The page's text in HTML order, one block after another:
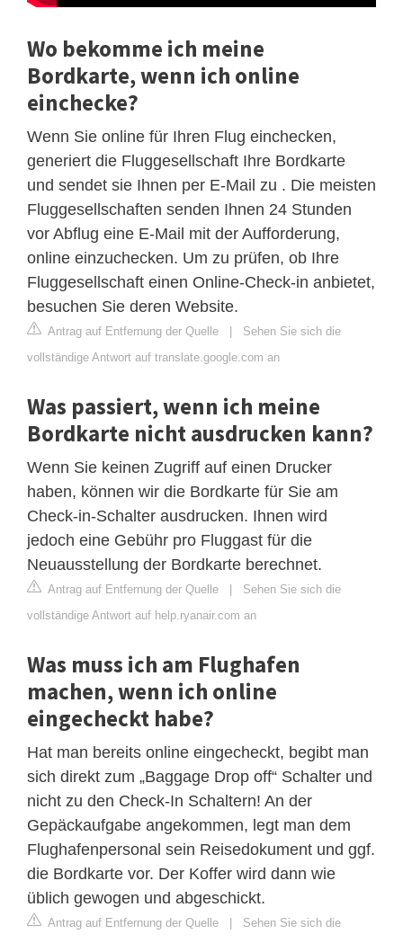
Wo bekomme ich meine
Bordkarte, wenn ich online
einchecke?
Wenn Sie online für Ihren Flug einchecken,
generiert die Fluggesellschaft Ihre Bordkarte
und sendet sie Ihnen per E-Mail zu . Die meisten
Fluggesellschaften senden Ihnen 24 Stunden
vor Abflug eine E-Mail mit der Aufforderung,
online einzuchecken. Um zu prüfen, ob Ihre
Fluggesellschaft einen Online-Check-in anbietet,
besuchen Sie deren Website.
Antrag auf Entfernung der Quelle | Sehen Sie sich die
vollständige Antwort auf translate.google.com an
Was passiert, wenn ich meine
Bordkarte nicht ausdrucken kann?
Wenn Sie keinen Zugriff auf einen Drucker
haben, können wir die Bordkarte für Sie am
Check-in-Schalter ausdrucken. Ihnen wird
jedoch eine Gebühr pro Fluggast für die
Neuausstellung der Bordkarte berechnet.
Antrag auf Entfernung der Quelle | Sehen Sie sich die
vollständige Antwort auf help.ryanair.com an
Was muss ich am Flughafen
machen, wenn ich online
eingecheckt habe?
Hat man bereits online eingecheckt, begibt man
sich direkt zum „Baggage Drop off“ Schalter und
nicht zu den Check-In Schaltern! An der
Gepäckaufgabe angekommen, legt man dem
Flughafenpersonal sein Reisedokument und ggf.
die Bordkarte vor. Der Koffer wird dann wie
üblich gewogen und abgeschickt.
Antrag auf Entfernung der Quelle | Sehen Sie sich die